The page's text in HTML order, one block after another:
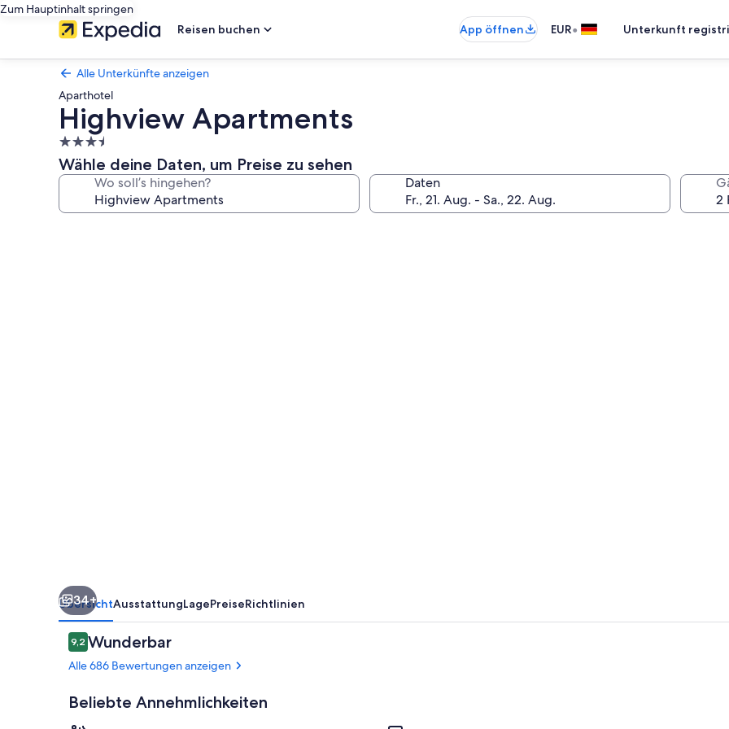
Zum Hauptinhalt springen
Reisen buchen
App öffnen EUR• Unterkunft
Alle Unterkünfte anzeigen
Aparthotel
Highview Apartments
3.5-
Sterne-
Unterkunft
Wähle deine Daten, um Preise zu sehen
Wo soll’s hingehen? Daten
34+
ÜbersichtAusstattungLagePreiseRichtlinien
Bewertungen
9,29,2 von 10.
Wunderbar
Alle 686 Bewertungen anzeigen
Beliebte Annehmlichkeiten